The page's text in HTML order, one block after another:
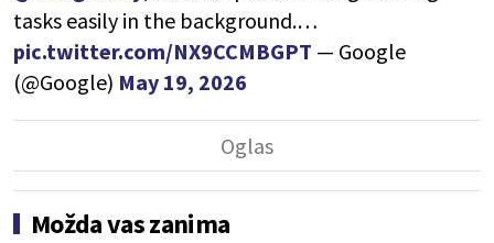
tasks easily in the background.…
pic.twitter.com/NX9CCMBGPT — Google
(@Google) May 19, 2026
Možda vas zanima